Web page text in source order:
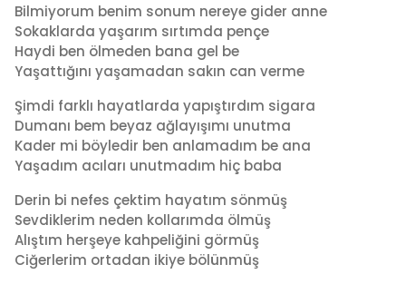
Bilmiyorum benim sonum nereye gider anne
Sokaklarda yaşarım sırtımda pençe
Haydi ben ölmeden bana gel be
Yaşattığını yaşamadan sakın can verme
Şimdi farklı hayatlarda yapıştırdım sigara
Dumanı bem beyaz ağlayışımı unutma
Kader mi böyledir ben anlamadım be ana
Yaşadım acıları unutmadım hiç baba
Derin bi nefes çektim hayatım sönmüş
Sevdiklerim neden kollarımda ölmüş
Alıştım herşeye kahpeliğini görmüş
Ciğerlerim ortadan ikiye bölünmüş